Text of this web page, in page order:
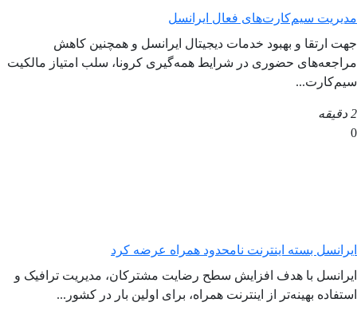
مدیریت سیم‌کارت‌های فعال ایرانسل
جهت ارتقا و بهبود خدمات دیجیتال ایرانسل و همچنین کاهش
مراجعه‌های حضوری در شرایط همه‌گیری کرونا، سلب امتیاز مالکیت
سیم‌کارت...
2 دقیقه
0
ایرانسل بسته اینترنت نامحدود همراه عرضه کرد
ایرانسل با هدف افزایش سطح رضایت مشترکان، مدیریت ترافیک و
استفاده بهینه‌تر از اینترنت همراه، برای اولین بار در کشور...